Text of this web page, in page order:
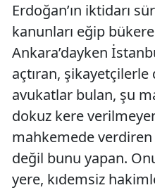
Erdoğan’ın iktidarı
kanunları eğip
Ankara’dayken
açtıran,
avukatlar bulan, şu
dokuz kere
mahkemede verdiren
değil bunu yapan.
yere, kıdemsiz